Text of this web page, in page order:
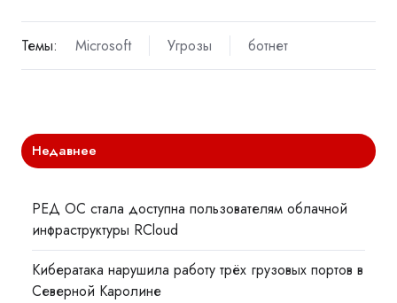
Темы: Microsoft Угрозы ботнет
Недавнее
РЕД ОС стала доступна пользователям облачной
инфраструктуры RCloud
Кибератака нарушила работу трёх грузовых портов в
Северной Каролине